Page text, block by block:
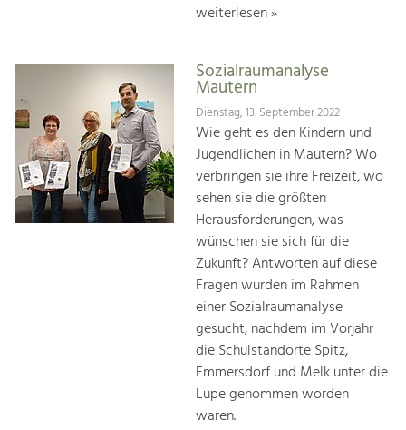
weiterlesen »
Sozialraumanalyse
Mautern
Dienstag, 13. September 2022
Wie geht es den Kindern und
Jugendlichen in Mautern? Wo
verbringen sie ihre Freizeit, wo
sehen sie die größten
Herausforderungen, was
wünschen sie sich für die
Zukunft? Antworten auf diese
Fragen wurden im Rahmen
einer Sozialraumanalyse
gesucht, nachdem im Vorjahr
die Schulstandorte Spitz,
Emmersdorf und Melk unter die
Lupe genommen worden
waren.